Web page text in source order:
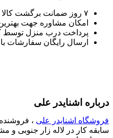
۷ روز ضمانت برگشت کالا
امکان مشاوره جهت
پرداخت درب منزل توسط
ارسال رایگان سفارشات بالای ۱ میلیون
درباره اشنایدر علی
فروشگاه اشنایدر علی
سابقه کار در لاله زار جنوبی و